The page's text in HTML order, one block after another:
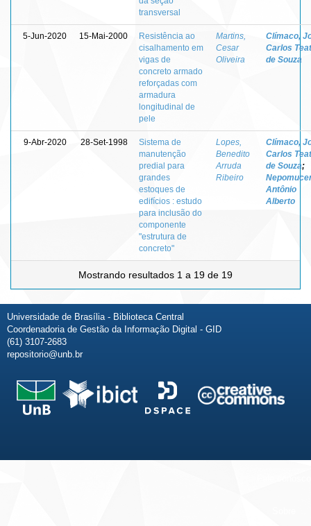
transversal
5-Jun-2020 15-Mai-2000
Resistência ao
cisalhamento em
vigas de
concreto armado
reforçadas com
armadura
longitudinal de
pele
Martins,
Cesar
Oliveira
Clímaco,
Carlos
de Souza
9-Abr-2020 28-Set-1998
Sistema de
manutenção
predial para
grandes
estoques de
edifícios : estudo
para inclusão do
componente
"estrutura de
concreto"
Lopes,
Benedito
Arruda
Ribeiro
Clímaco,
Carlos
de Souza;
Antônio
Alberto
Mostrando resultados 1 a 19 de 19
Universidade de Brasília - Biblioteca Central
Coordenadoria de Gestão da Informação Digital - GID
(61) 3107-2683
repositorio@unb.br